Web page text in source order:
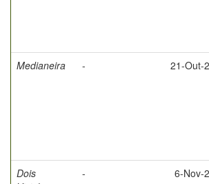
Medianeira
- 21-Out-
Dois
- 6-Nov-